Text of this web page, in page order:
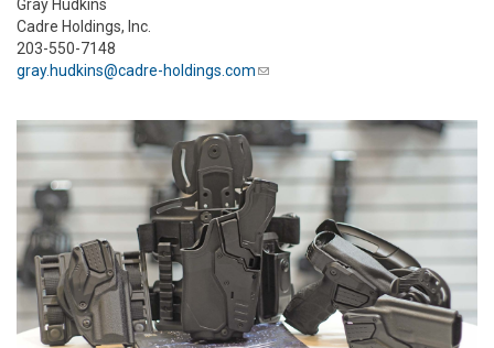
Gray Hudkins
Cadre Holdings, Inc.
203-550-7148
gray.hudkins@cadre-holdings.com(link sends e-mail)